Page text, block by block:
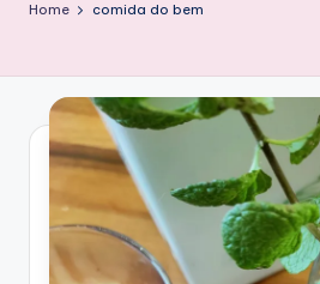
Home comida do bem